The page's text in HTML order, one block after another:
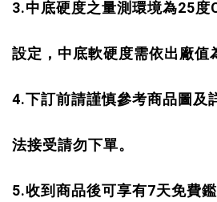
3.中底硬度之量測環境為25度
設定，中底軟硬度需依出廠值
4.下訂前請謹慎參考商品圖及
法接受請勿下單。
5.收到商品後可享有7天免費